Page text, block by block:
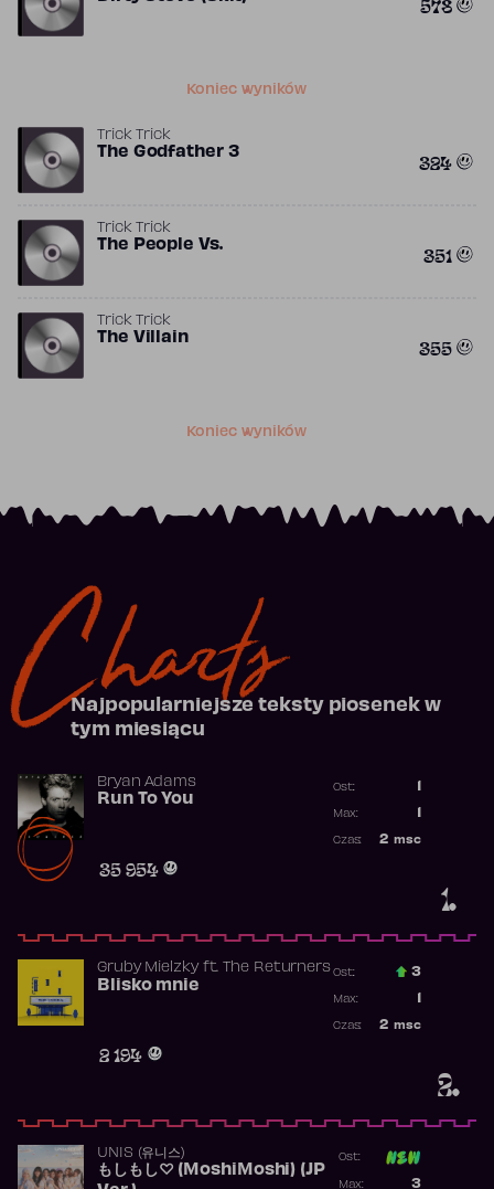
Koniec wyników
Trick Trick
The Godfather 3 324
Trick Trick
The People Vs. 351
Trick Trick
The Villain 355
Koniec wyników
Charts
Najpopularniejsze teksty piosenek w
tym miesiącu
1.
Bryan Adams
Run To You
35 954
Ost.:
Max:
2 msc
Czas:
2.
Gruby Mielzkyft. The Returners
Blisko mnie
2 194
Ost.: 3
Max:
2 msc
Czas:
UNIS (유니스)
もしもし♡ (MoshiMoshi) (JP
Ost:
3
Max: